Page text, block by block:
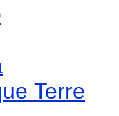
Terre